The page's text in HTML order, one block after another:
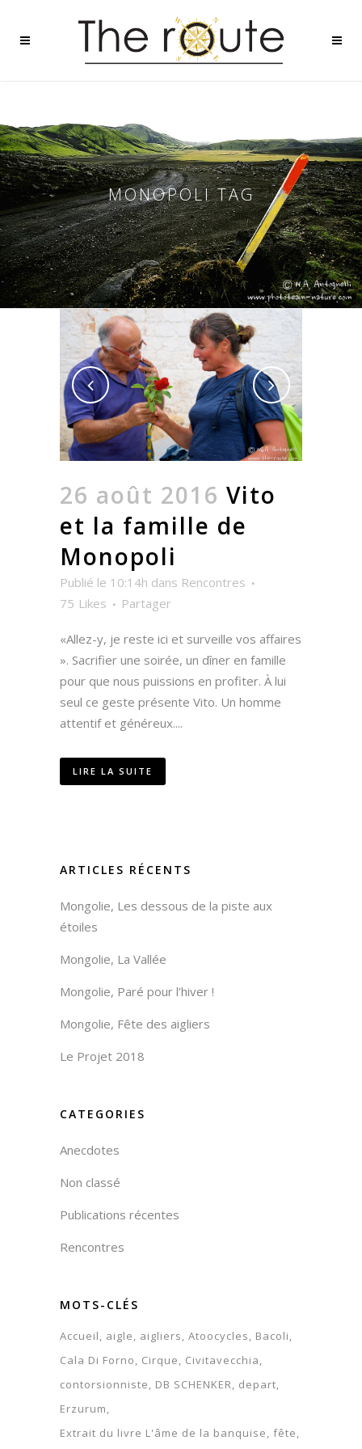
MONOPOLI TAG
26 août 2016 Vito
et la famille de
Monopoli
Publié le 10:14h dans Rencontres
75 Likes Partager
«Allez-y, je reste ici et surveille vos affaires
». Sacrifier une soirée, un dîner en famille
pour que nous puissions en profiter. À lui
seul ce geste présente Vito. Un homme
attentif et généreux....
LIRE LA SUITE
ARTICLES RÉCENTS
Mongolie, Les dessous de la piste aux
étoiles
Mongolie, La Vallée
Mongolie, Paré pour l’hiver !
Mongolie, Fête des aigliers
Le Projet 2018
CATEGORIES
Anecdotes
Non classé
Publications récentes
Rencontres
MOTS-CLÉS
Accueil aigle aigliers Atoocycles
Bacoli
Cala Di Forno
Cirque
Civitavecchia
contorsionniste
DB SCHENKER
depart
Erzurum
Extrait du livre L'âme de la banquise fête